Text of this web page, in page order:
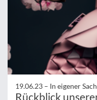
19.06.23 – In eigener
Rückblick